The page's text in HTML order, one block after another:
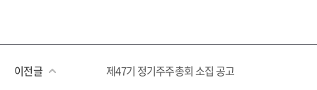
이전글 제47기 정기주주총회 소집 공고